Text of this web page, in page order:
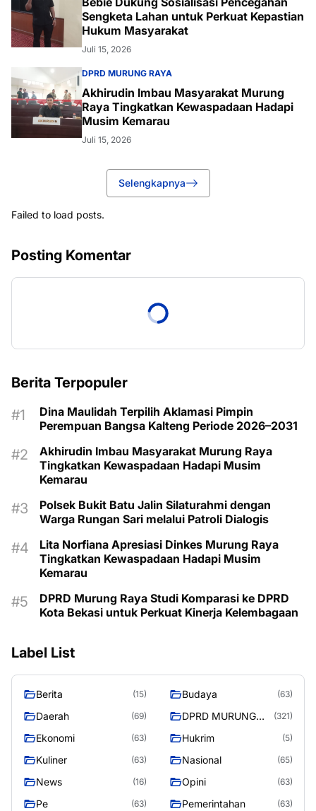
Sengketa Lahan untuk Perkuat Kepastian
Hukum Masyarakat
Juli 15, 2026
DPRD MURUNG RAYA
Akhirudin Imbau Masyarakat Murung
Raya Tingkatkan Kewaspadaan Hadapi
Musim Kemarau
Juli 15, 2026
Selengkapnya
Failed to load posts.
Posting Komentar
Berita Terpopuler
Dina Maulidah Terpilih Aklamasi Pimpin
Perempuan Bangsa Kalteng Periode 2026–2031
Akhirudin Imbau Masyarakat Murung Raya
Tingkatkan Kewaspadaan Hadapi Musim
Kemarau
Polsek Bukit Batu Jalin Silaturahmi dengan
Warga Rungan Sari melalui Patroli Dialogis
Lita Norfiana Apresiasi Dinkes Murung Raya
Tingkatkan Kewaspadaan Hadapi Musim
Kemarau
DPRD Murung Raya Studi Komparasi ke DPRD
Kota Bekasi untuk Perkuat Kinerja Kelembagaan
Label List
Berita (15) Budaya (63)
Daerah (69)
DPRD MURUNG
(321)
Ekonomi (63) Hukrim (5)
Kuliner (63) Nasional (65)
News (16) Opini (63)
Pe (63) Pemerintahan (63)